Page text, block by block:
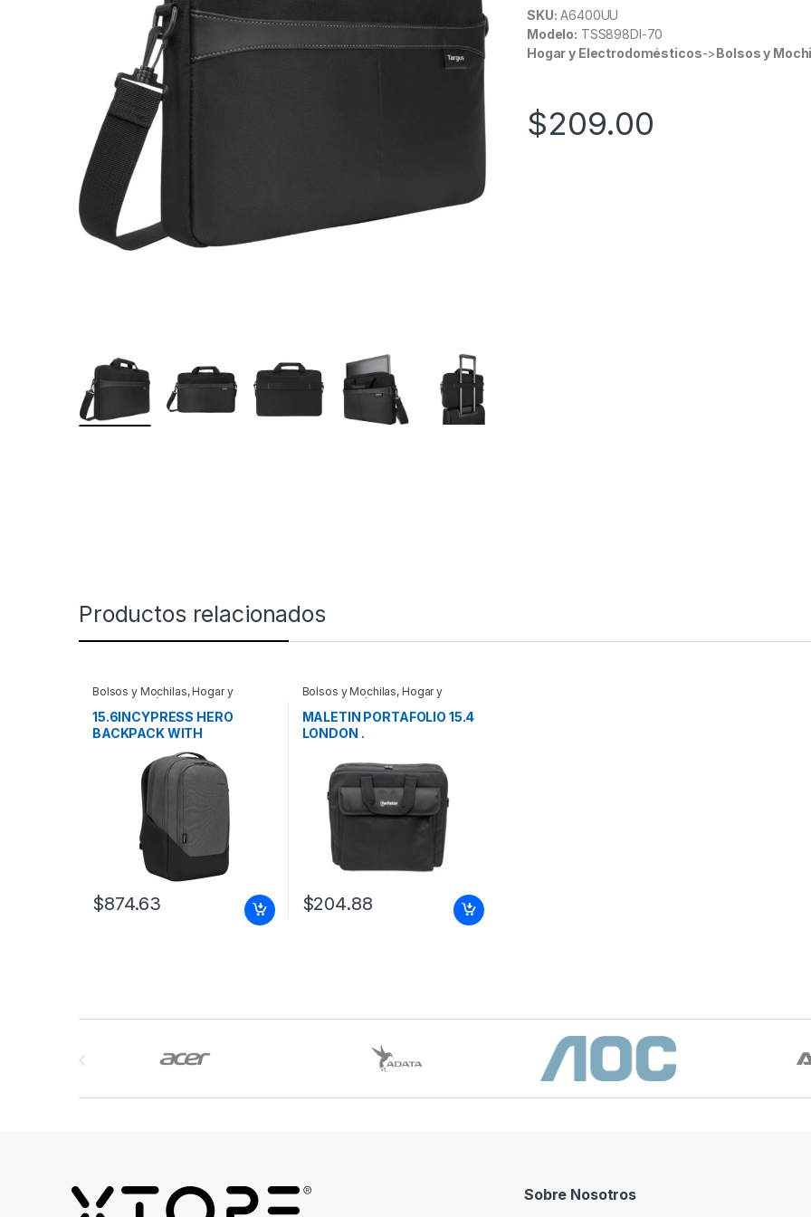
SKU: A6400UU
Modelo: TSS898DI-70
Hogar y Electrodomésticos->Bolsos y
$209.00
Productos relacionados
Bolsos y Mochilas,Hogar y
Electrodomésticos
15.6INCYPRESS HERO
BACKPACK WITH
ECOSMART-LIGHT GRAY
$874.63
Bolsos y Mochilas, Hogar y
Electrodomésticos
MALETIN PORTAFOLIO 15.4
LONDON .
$204.88
Sobre Nosotros